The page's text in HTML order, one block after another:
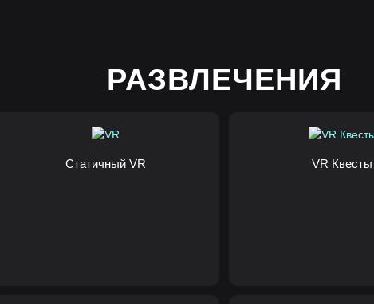
РАЗВЛЕЧЕНИЯ
Статичный VR VR Квесты